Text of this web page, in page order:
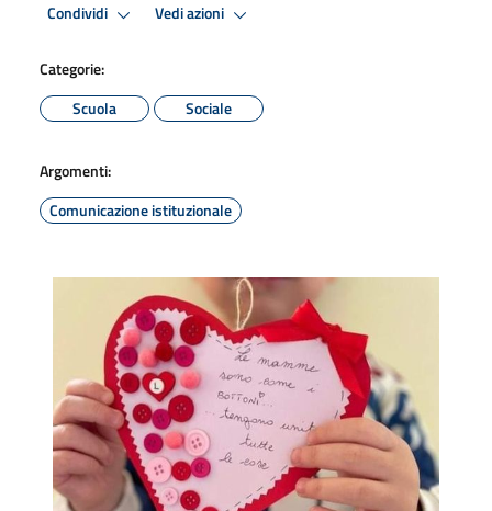
Condividi Vedi azioni
Categorie:
Scuola
Sociale
Argomenti:
Comunicazione istituzionale